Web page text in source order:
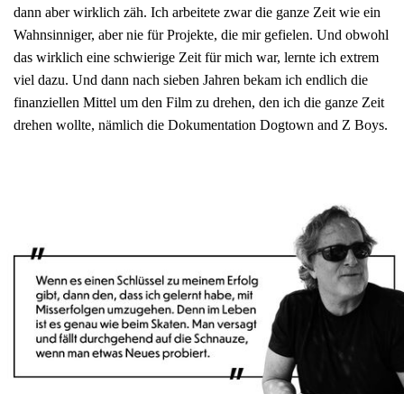
dann aber wirklich zäh. Ich arbeitete zwar die ganze Zeit wie ein
Wahnsinniger, aber nie für Projekte, die mir gefielen. Und obwohl
das wirklich eine schwierige Zeit für mich war, lernte ich extrem
viel dazu. Und dann nach sieben Jahren bekam ich endlich die
finanziellen Mittel um den Film zu drehen, den ich die ganze Zeit
drehen wollte, nämlich die Dokumentation Dogtown and Z Boys.